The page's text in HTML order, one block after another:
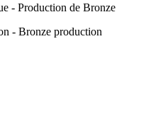
- Production de Bronze
- Bronze production